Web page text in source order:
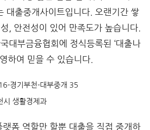
대출중개사이트입니다. 오랜기간 쌓
, 안전성이 있어 만족도가 높습니다.
대부금융협회에 정식등록된 ‘대출나
하여 믿을 수 있습니다.
경기부천-대부중개 35
생활경제과
랫폼 역할만 할뿐 대출을 직접 중개하